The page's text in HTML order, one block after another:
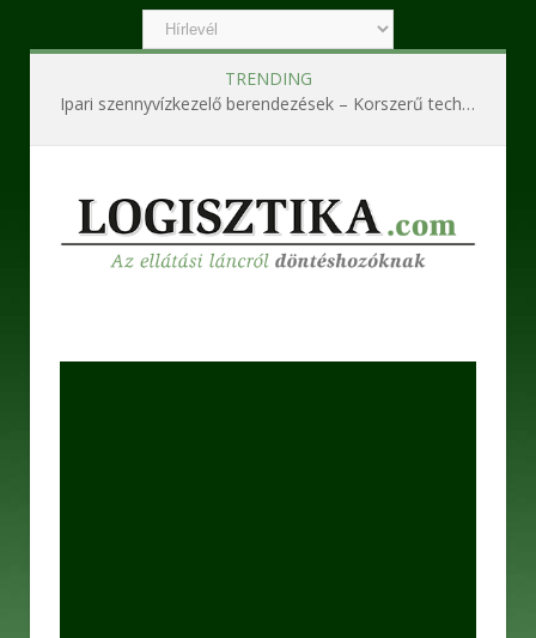
TRENDING
Ipari szennyvízkezelő berendezések – Korszerű technológiák a hatékony és fenntartható működésért